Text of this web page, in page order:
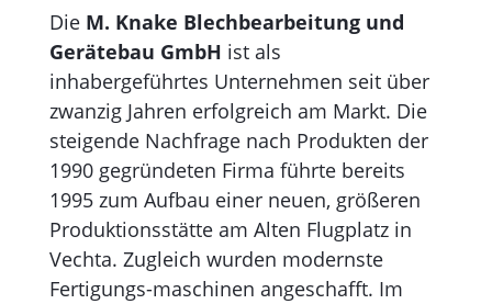
Die M. Knake Blechbearbeitung und
Gerätebau GmbH ist als
inhabergeführtes Unternehmen seit über
zwanzig Jahren erfolgreich am Markt. Die
steigende Nachfrage nach Produkten der
1990 gegründeten Firma führte bereits
1995 zum Aufbau einer neuen, größeren
Produktionsstätte am Alten Flugplatz in
Vechta. Zugleich wurden modernste
Fertigungs-maschinen angeschafft. Im